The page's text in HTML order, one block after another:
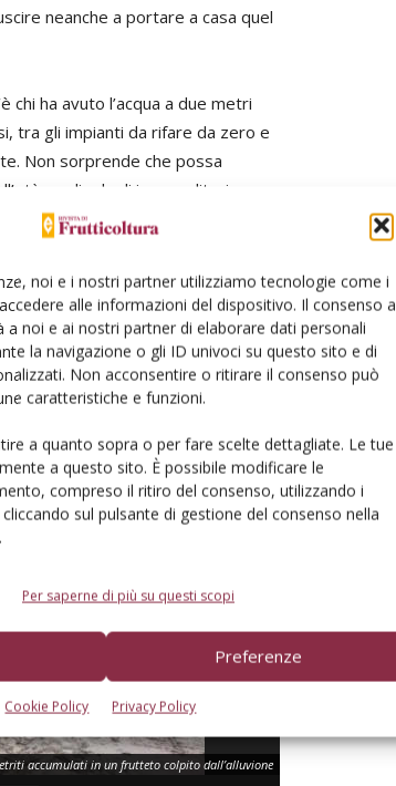
noi e i nostri partner utilizziamo tecnologie come i
alle informazioni del dispositivo. Il consenso a
noi e ai nostri partner di elaborare dati personali
la navigazione o gli ID univoci su questo sito e di
Non acconsentire o ritirare il consenso può
caratteristiche e funzioni.
a quanto sopra o per fare scelte dettagliate. Le tue
a questo sito. È possibile modificare le
compreso il ritiro del consenso, utilizzando i
sul pulsante di gestione del consenso nella
Per saperne di più su questi scopi
Preferenze
Cookie Policy Privacy Policy
neanche a portare a casa quel
ha avuto l’acqua a due metri
tra gli impianti da rifare da zero e
Non sorprende che possa
media degli imprenditori
1di 3
accumulati in un frutteto colpito dall’alluvione